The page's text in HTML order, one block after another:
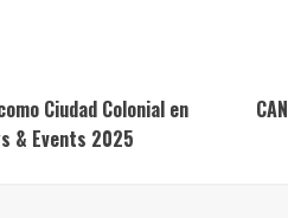
Ciudad Colonial en
& Events 2025